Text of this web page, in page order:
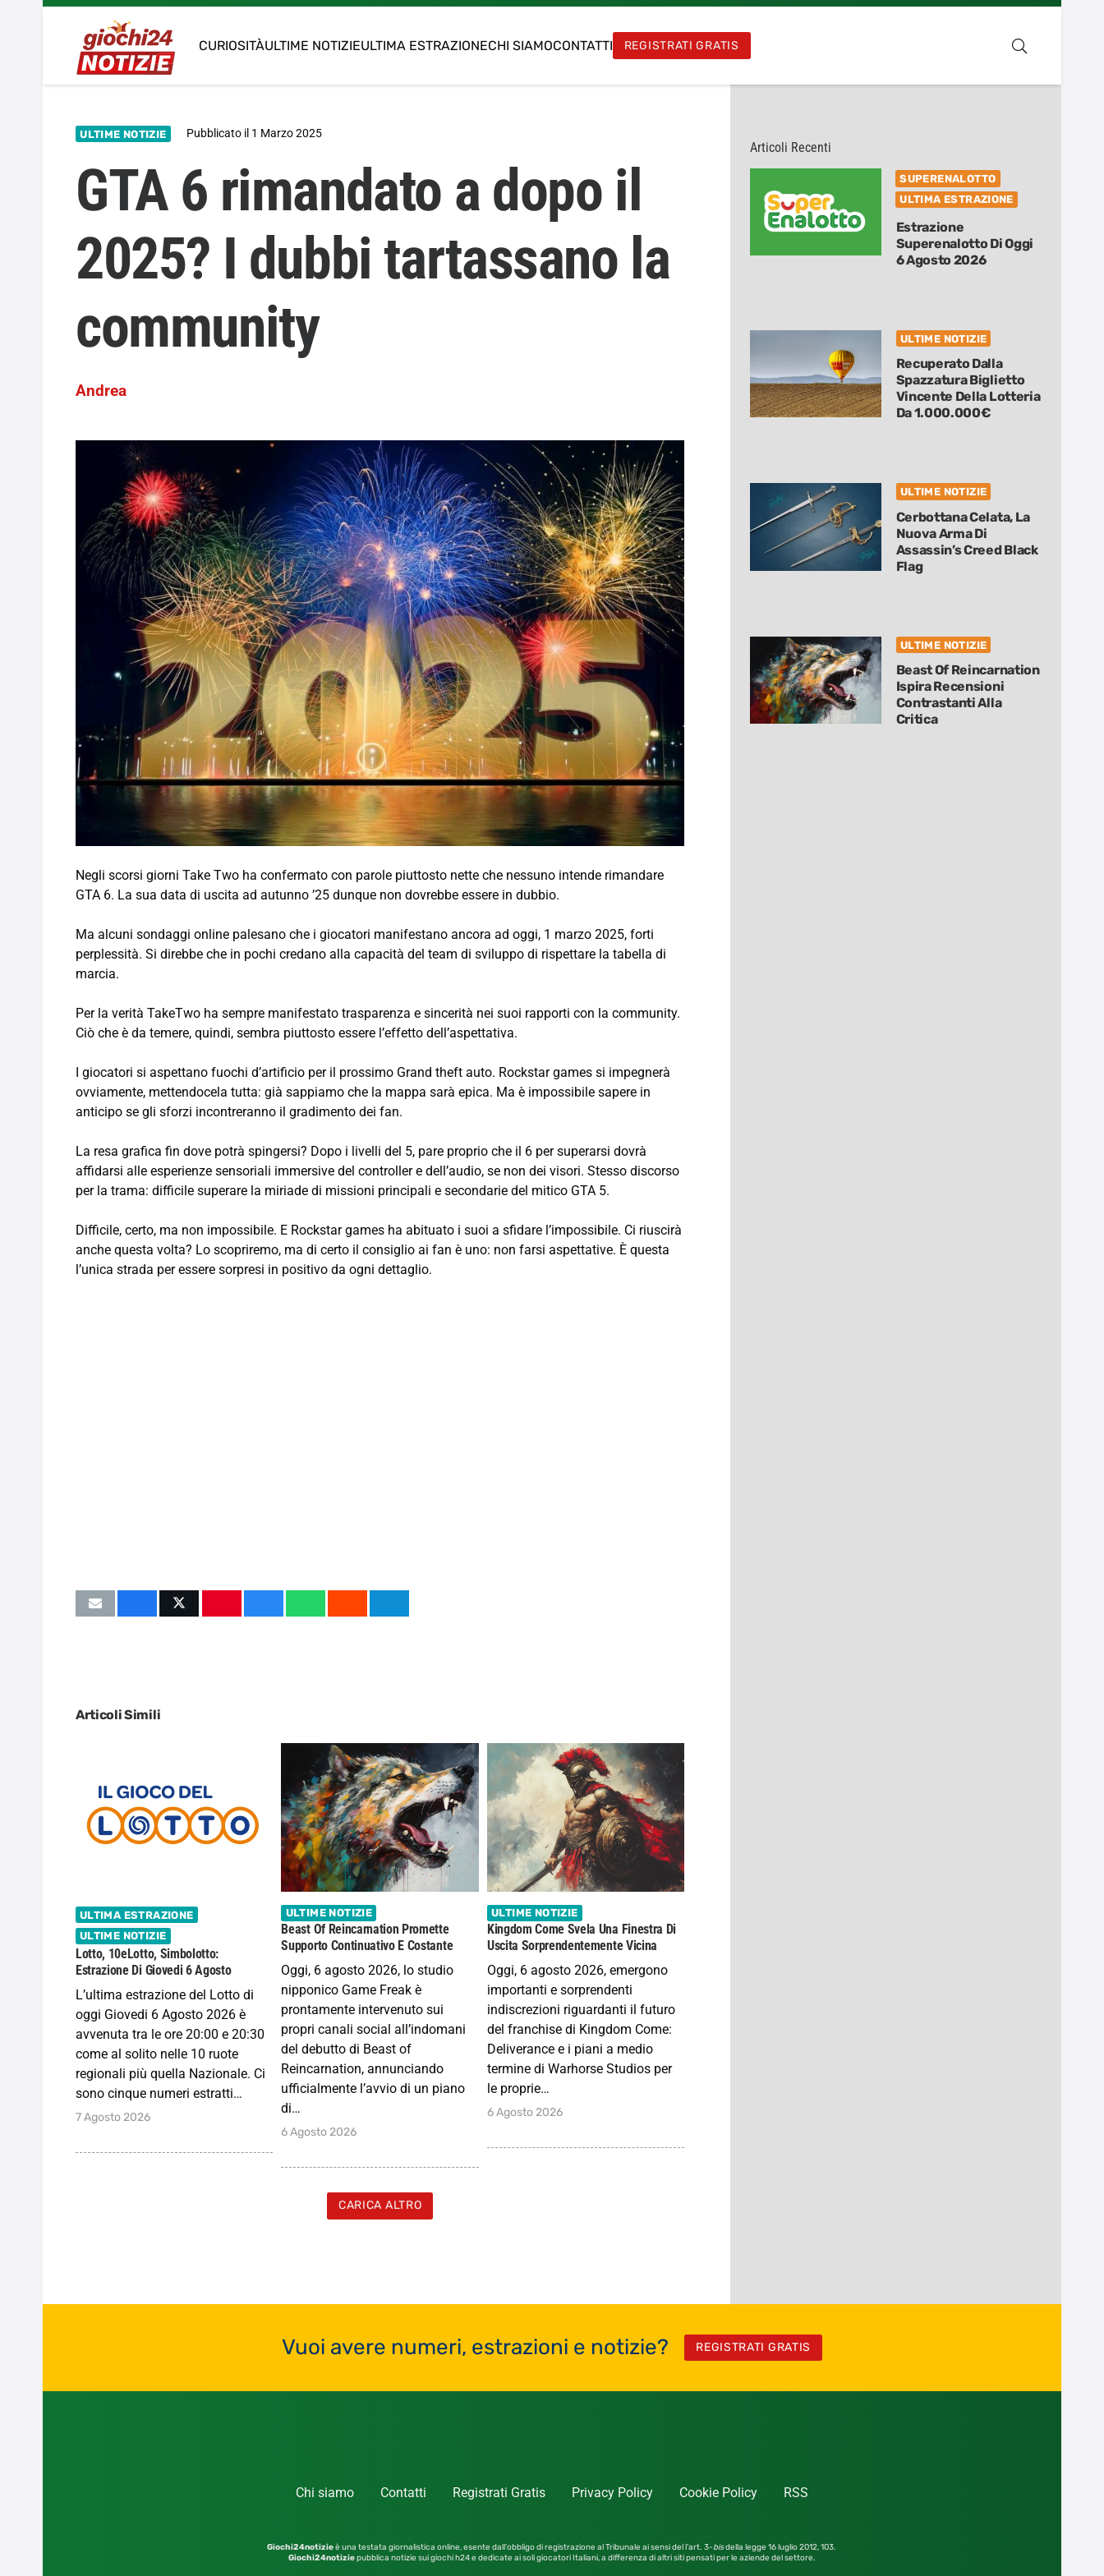
CURIOSITÀULTIME NOTIZIEULTIMA ESTRAZIONECHI SIAMOCONTATTI REGISTRATI GRATIS
ULTIME NOTIZIE Pubblicato il 1 Marzo 2025
GTA 6 rimandato a dopo il
2025? I dubbi tartassano la
community
Andrea
Negli scorsi giorni Take Two ha confermato con parole piuttosto nette che nessuno intende rimandare
GTA 6. La sua data di uscita ad autunno ’25 dunque non dovrebbe essere in dubbio.
Ma alcuni sondaggi online palesano che i giocatori manifestano ancora ad oggi, 1 marzo 2025, forti
perplessità. Si direbbe che in pochi credano alla capacità del team di sviluppo di rispettare la tabella di
marcia.
Per la verità TakeTwo ha sempre manifestato trasparenza e sincerità nei suoi rapporti con la community.
Ciò che è da temere, quindi, sembra piuttosto essere l’effetto dell’aspettativa.
I giocatori si aspettano fuochi d’artificio per il prossimo Grand theft auto. Rockstar games si impegnerà
ovviamente, mettendocela tutta: già sappiamo che la mappa sarà epica. Ma è impossibile sapere in
anticipo se gli sforzi incontreranno il gradimento dei fan.
La resa grafica fin dove potrà spingersi? Dopo i livelli del 5, pare proprio che il 6 per superarsi dovrà
affidarsi alle esperienze sensoriali immersive del controller e dell’audio, se non dei visori. Stesso discorso
per la trama: difficile superare la miriade di missioni principali e secondarie del mitico GTA 5.
Difficile, certo, ma non impossibile. E Rockstar games ha abituato i suoi a sfidare l’impossibile. Ci riuscirà
anche questa volta? Lo scopriremo, ma di certo il consiglio ai fan è uno: non farsi aspettative. È questa
l’unica strada per essere sorpresi in positivo da ogni dettaglio.
Articoli Simili
ULTIMA ESTRAZIONE
ULTIME NOTIZIE
Lotto, 10eLotto, Simbolotto:
Estrazione Di Giovedi 6 Agosto
L’ultima estrazione del Lotto di
oggi Giovedi 6 Agosto 2026 è
avvenuta tra le ore 20:00 e 20:30
come al solito nelle 10 ruote
regionali più quella Nazionale. Ci
sono cinque numeri estratti…
7 Agosto 2026
ULTIME NOTIZIE
Beast Of Reincarnation Promette
Supporto Continuativo E Costante
Oggi, 6 agosto 2026, lo studio
nipponico Game Freak è
prontamente intervenuto sui
propri canali social all’indomani
del debutto di Beast of
Reincarnation, annunciando
ufficialmente l’avvio di un piano
di…
6 Agosto 2026
ULTIME NOTIZIE
Kingdom Come Svela Una Finestra Di
Uscita Sorprendentemente Vicina
Oggi, 6 agosto 2026, emergono
importanti e sorprendenti
indiscrezioni riguardanti il futuro
del franchise di Kingdom Come:
Deliverance e i piani a medio
termine di Warhorse Studios per
le proprie…
6 Agosto 2026
CARICA ALTRO
Articoli Recenti
SUPERENALOTTO
ULTIMA ESTRAZIONE
Estrazione
Superenalotto Di Oggi
6 Agosto 2026
ULTIME NOTIZIE
Recuperato Dalla
Spazzatura Biglietto
Vincente Della Lotteria
Da 1.000.000€
ULTIME NOTIZIE
Cerbottana Celata, La
Nuova Arma Di
Assassin’s Creed Black
Flag
ULTIME NOTIZIE
Beast Of Reincarnation
Ispira Recensioni
Contrastanti Alla
Critica
Vuoi avere numeri, estrazioni e notizie? REGISTRATI GRATIS
Chi siamo Contatti Registrati Gratis Privacy Policy Cookie Policy RSS
Giochi24notizieè una testata giornalistica online, esente dall’obbligo di registrazione al Tribunale ai sensi del l’art. 3-bisdella legge 16 luglio 2012,103.
Giochi24notiziepubblica notizie sui giochi h24 e dedicate ai soli giocatori Italiani, a differenza di altri siti pensati per le aziende del settore.